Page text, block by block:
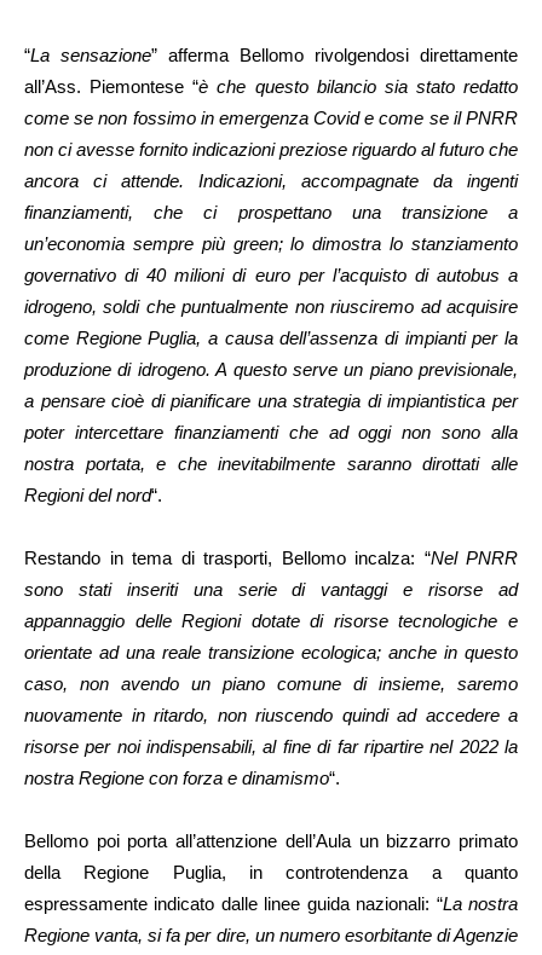
“La sensazione” afferma Bellomo rivolgendosi direttamente
all’Ass. Piemontese “è che questo bilancio sia stato redatto
come se non fossimo in emergenza Covid e come se il PNRR
non ci avesse fornito indicazioni preziose riguardo al futuro che
ancora ci attende. Indicazioni, accompagnate da ingenti
finanziamenti, che ci prospettano una transizione a
un’economia sempre più green; lo dimostra lo stanziamento
governativo di 40 milioni di euro per l’acquisto di autobus a
idrogeno, soldi che puntualmente non riusciremo ad acquisire
come Regione Puglia, a causa dell’assenza di impianti per la
produzione di idrogeno. A questo serve un piano previsionale,
a pensare cioè di pianificare una strategia di impiantistica per
poter intercettare finanziamenti che ad oggi non sono alla
nostra portata, e che inevitabilmente saranno dirottati alle
Regioni del nord“.
Restando in tema di trasporti, Bellomo incalza: “Nel PNRR
sono stati inseriti una serie di vantaggi e risorse ad
appannaggio delle Regioni dotate di risorse tecnologiche e
orientate ad una reale transizione ecologica; anche in questo
caso, non avendo un piano comune di insieme, saremo
nuovamente in ritardo, non riuscendo quindi ad accedere a
risorse per noi indispensabili, al fine di far ripartire nel 2022 la
nostra Regione con forza e dinamismo“.
Bellomo poi porta all’attenzione dell’Aula un bizzarro primato
della Regione Puglia, in controtendenza a quanto
espressamente indicato dalle linee guida nazionali: “La nostra
Regione vanta, si fa per dire, un numero esorbitante di Agenzie